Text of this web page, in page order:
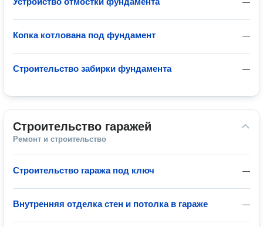
—
—
Копка котлована под фундамент
—
Строительство забирки фундамента
Строительство гаражей
Ремонт и строительство
—
Строительство гаража под ключ
—
Внутренняя отделка стен и потолка в гараже